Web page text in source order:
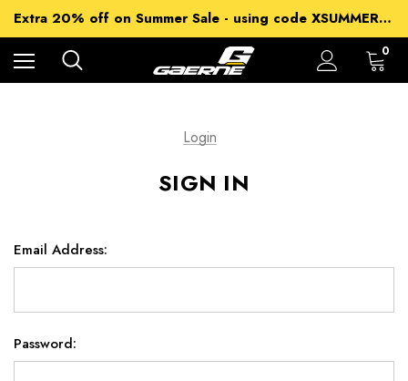
Extra 20% off on Summer Sale - using code XSUMMER2026
Free Shipping on all orders over 99€
15% off Sitewide - using code XSUMMER2026
0
Login
SIGN IN
Email Address:
Password: